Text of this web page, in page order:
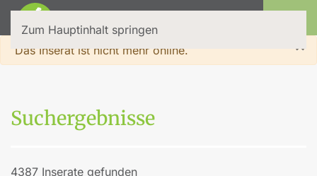
Zum Hauptinhalt springen
×
Warnung
Das Inserat ist nicht mehr online.
Suchergebnisse
4387 Inserate gefunden